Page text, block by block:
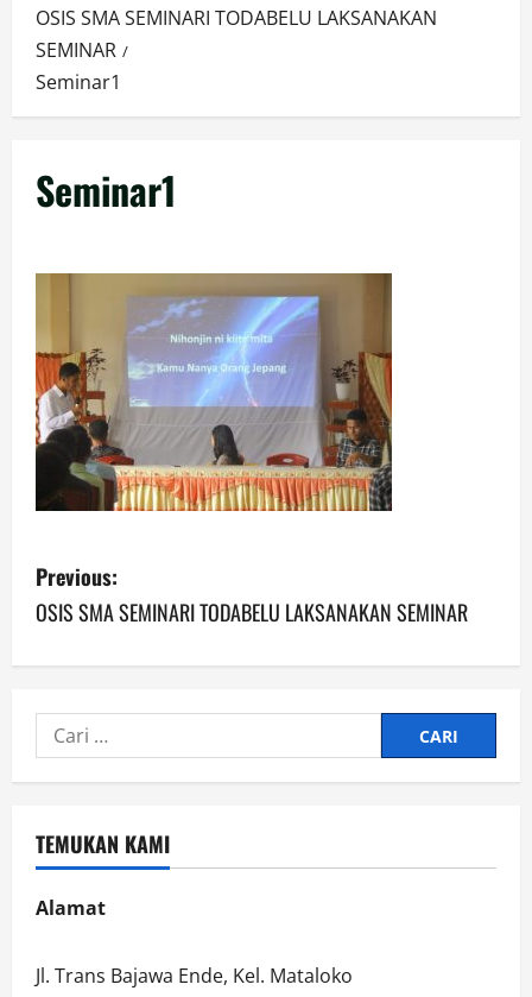
OSIS SMA SEMINARI TODABELU LAKSANAKAN
SEMINAR
Seminar1
Seminar1
P
o
s
t
n
v
i
g
Previous:
OSIS SMA SEMINARI TODABELU LAKSANAKAN SEMINAR
Cari
untuk:
TEMUKAN KAMI
Alamat
Jl. Trans Bajawa Ende, Kel. Mataloko